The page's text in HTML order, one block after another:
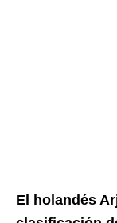
El holandés